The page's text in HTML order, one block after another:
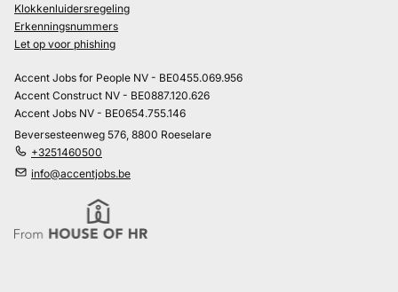
Klokkenluidersregeling
Erkenningsnummers
Let op voor phishing
Accent Jobs for People NV - BE0455.069.956
Accent Construct NV - BE0887.120.626
Accent Jobs NV - BE0654.755.146
Beversesteenweg 576, 8800 Roeselare
+3251460500
info@accentjobs.be